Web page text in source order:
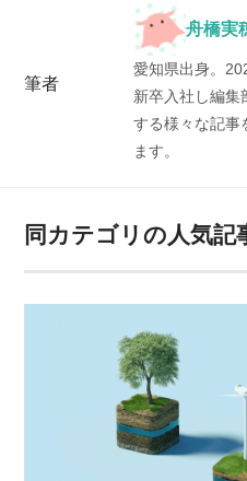
筆者
舟橋実
愛知県出身。
新卒入社し編集
する様々な記事
ます。
同カテゴリの人気記